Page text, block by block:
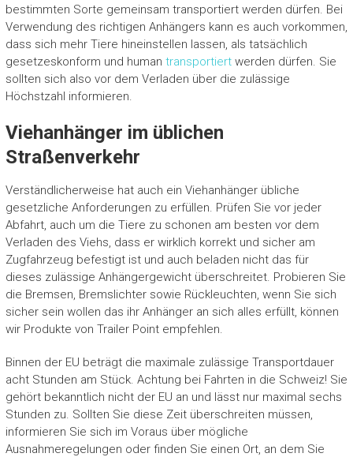
bestimmten Sorte gemeinsam transportiert werden dürfen. Bei
Verwendung des richtigen Anhängers kann es auch vorkommen,
dass sich mehr Tiere hineinstellen lassen, als tatsächlich
gesetzeskonform und human transportiertwerden dürfen. Sie
sollten sich also vor dem Verladen über die zulässige
Höchstzahl informieren.
Viehanhänger im üblichen
Straßenverkehr
Verständlicherweise hat auch ein Viehanhänger übliche
gesetzliche Anforderungen zu erfüllen. Prüfen Sie vor jeder
Abfahrt, auch um die Tiere zu schonen am besten vor dem
Verladen des Viehs, dass er wirklich korrekt und sicher am
Zugfahrzeug befestigt ist und auch beladen nicht das für
dieses zulässige Anhängergewicht überschreitet. Probieren Sie
die Bremsen, Bremslichter sowie Rückleuchten, wenn Sie sich
sicher sein wollen das ihr Anhänger an sich alles erfüllt, können
wir Produkte von Trailer Point empfehlen.
Binnen der EU beträgt die maximale zulässige Transportdauer
acht Stunden am Stück. Achtung bei Fahrten in die Schweiz! Sie
gehört bekanntlich nicht der EU an und lässt nur maximal sechs
Stunden zu. Sollten Sie diese Zeit überschreiten müssen,
informieren Sie sich im Voraus über mögliche
Ausnahmeregelungen oder finden Sie einen Ort, an dem Sie